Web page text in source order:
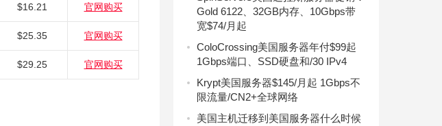
$16.21 官网购买
$25.35 官网购买
$29.25 官网购买
Gold 6122、32GB内存、10Gbps带
宽$74/月起
ColoCrossing美国服务器年付$99起
1Gbps端口、SSD硬盘和/30 IPv4
Krypt美国服务器$145/月起 1Gbps不
限流量/CN2+全球网络
美国主机迁移到美国服务器什么时候